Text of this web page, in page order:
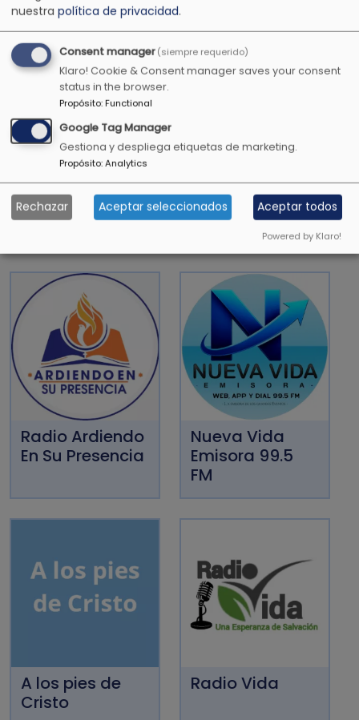
1 Timoteo 4:12
Todavía darán fruto en la vejez, serán gordos y
florecientes
Salmos 92:14
OTRAS EMISORAS CRISTIANAS
Radio Ardiendo
En Su Presencia
Nueva Vida
Emisora 99.5
FM
A los pies de
Cristo
Radio Vida
nuestra política de privacidad.
Consent manager(siempre requerido)
Klaro! Cookie & Consent manager saves your consent
status in the browser.
Propósito:Functional
Google Tag Manager
Gestiona y despliega etiquetas de marketing.
Propósito:Analytics
Rechazar Aceptar seleccionados Aceptar todos
Powered by Klaro!